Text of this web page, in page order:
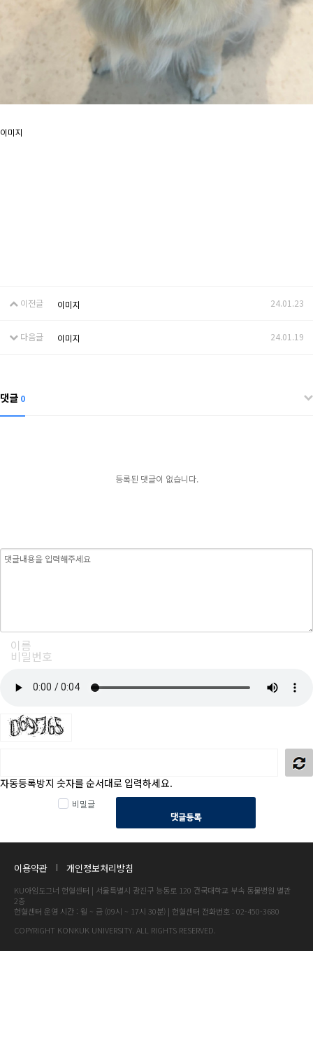
이미지
이전글 이미지 24.01.23
다음글 이미지 24.01.19
댓글 0
등록된 댓글이 없습니다.
자동등록방지 숫자를 순서대로 입력하세요.
비밀글
댓글등록
이용약관 개인정보처리방침
KU아임도그너 헌혈센터 | 서울특별시 광진구 능동로 120 건국대학교 부속 동물병원 별관
2층
헌혈센터 운영 시간 : 월 ~ 금 (09시 ~ 17시 30분) | 헌혈센터 전화번호 : 02-450-3680
COPYRIGHT KONKUK UNIVERSITY. ALL RIGHTS RESERVED.